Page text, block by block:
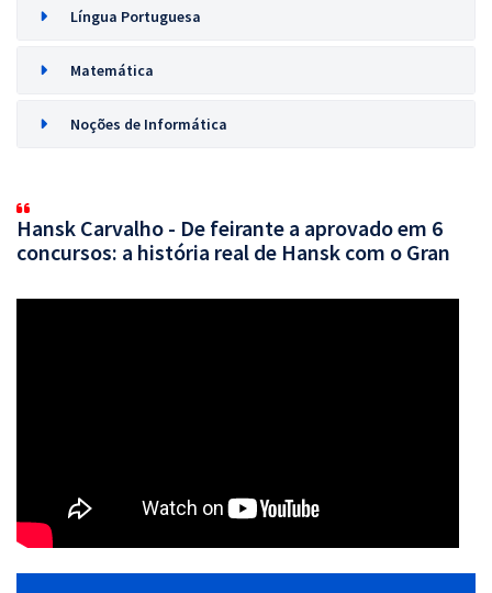
Língua Portuguesa
Matemática
Noções de Informática
Hansk Carvalho - De feirante a aprovado em 6
concursos: a história real de Hansk com o Gran